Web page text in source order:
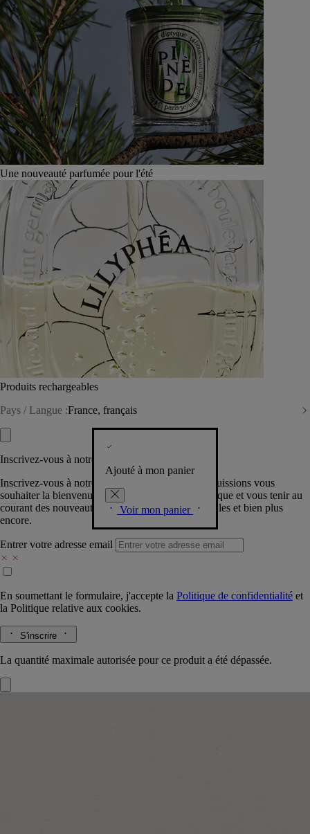
Une nouveauté parfumée pour l'été
Produits rechargeables
Pays / Langue :France, français
Ajouté à mon panier
Voir mon panier
Inscrivez-vous à notre Newsletter
Inscrivez-vous à notre newsletter pour que nous puissions vous
souhaiter la bienvenue dans la communauté Diptyque et vous tenir au
courant des nouveautés, événements, offres spéciales et bien plus
encore.
Entrer votre adresse email
En soumettant le formulaire, j'accepte la Politique de confidentialité et
la Politique relative aux cookies.
S'inscrire
La quantité maximale autorisée pour ce produit a été dépassée.